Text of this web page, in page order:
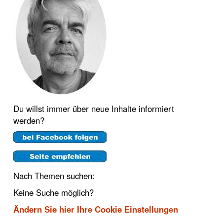
Du willst immer über neue Inhalte informiert
werden?
Nach Themen suchen:
Keine Suche möglich?
Ändern Sie hier Ihre Cookie Einstellungen